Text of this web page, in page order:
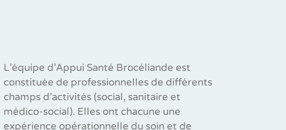
L’équipe d’Appui Santé Brocéliande est
constituée de professionnelles de différents
champs d’activités (social, sanitaire et
médico-social). Elles ont chacune une
expérience opérationnelle du soin et de